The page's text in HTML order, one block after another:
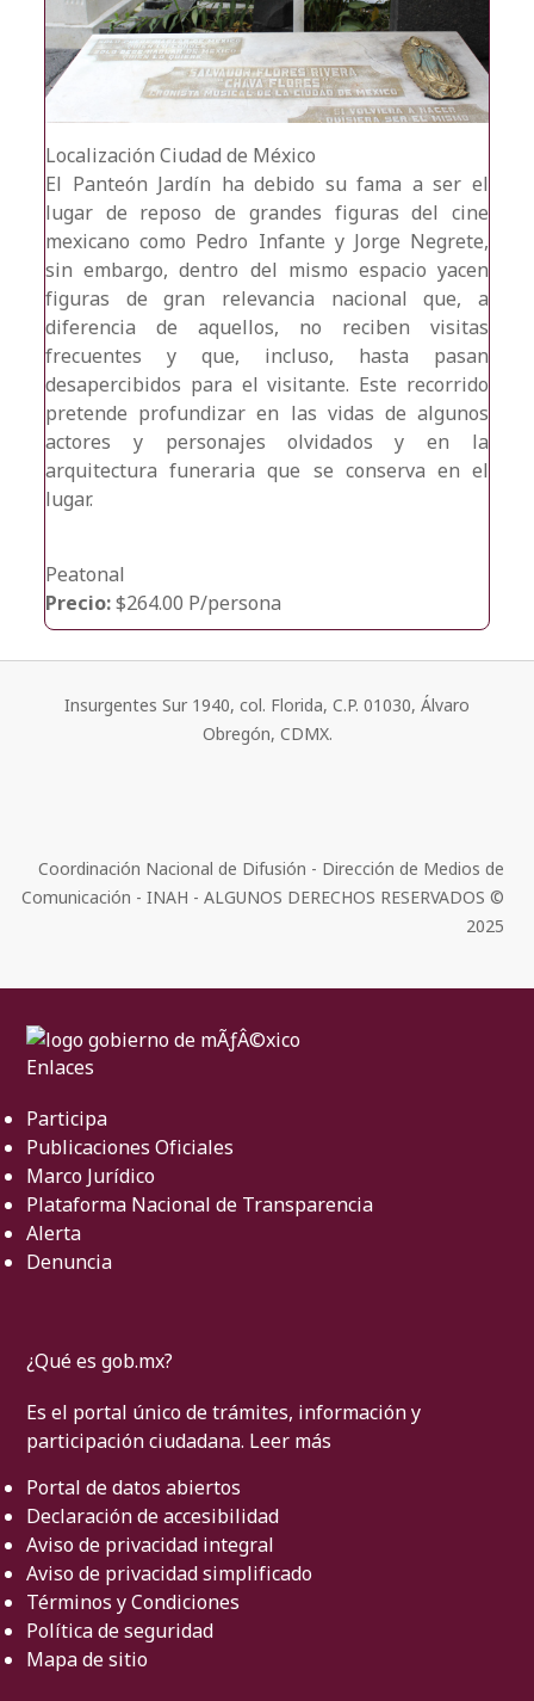
Localización Ciudad de México
El Panteón Jardín ha debido su fama a ser el
lugar de reposo de grandes figuras del cine
mexicano como Pedro Infante y Jorge Negrete,
sin embargo, dentro del mismo espacio yacen
figuras de gran relevancia nacional que, a
diferencia de aquellos, no reciben visitas
frecuentes y que, incluso, hasta pasan
desapercibidos para el visitante. Este recorrido
pretende profundizar en las vidas de algunos
actores y personajes olvidados y en la
arquitectura funeraria que se conserva en el
lugar.
Peatonal
Precio:$264.00 P/persona
Insurgentes Sur 1940, col. Florida, C.P. 01030, Álvaro
Obregón, CDMX.
Coordinación Nacional de Difusión - Dirección de Medios de
Comunicación - INAH - ALGUNOS DERECHOS RESERVADOS ©
2025
Enlaces
Participa
Publicaciones Oficiales
Marco Jurídico
Plataforma Nacional de Transparencia
Alerta
Denuncia
¿Qué es gob.mx?
Es el portal único de trámites, información y
participación ciudadana. Leer más
Portal de datos abiertos
Declaración de accesibilidad
Aviso de privacidad integral
Aviso de privacidad simplificado
Términos y Condiciones
Política de seguridad
Mapa de sitio